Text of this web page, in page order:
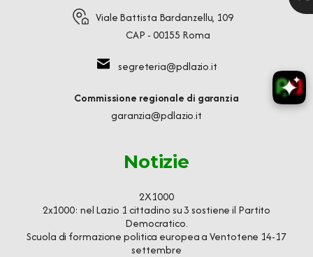
Viale Battista Bardanzellu, 109
CAP - 00155 Roma
segreteria@pdlazio.it
Commissione regionale di garanzia
garanzia@pdlazio.it
Notizie
2X1000
2x1000: nel Lazio 1 cittadino su 3 sostiene il Partito
Democratico.
Scuola di formazione politica europea a Ventotene 14-17
settembre